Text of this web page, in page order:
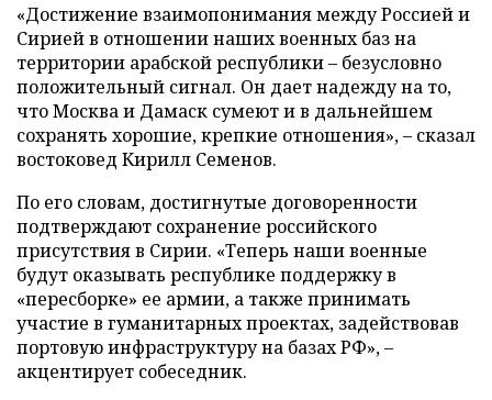
«Достижение взаимопонимания между Россией и
Сирией в отношении наших военных баз на
территории арабской республики – безусловно
положительный сигнал. Он дает надежду на то,
что Москва и Дамаск сумеют и в дальнейшем
сохранять хорошие, крепкие отношения», – сказал
востоковед Кирилл Семенов.
По его словам, достигнутые договоренности
подтверждают сохранение российского
присутствия в Сирии. «Теперь наши военные
будут оказывать республике поддержку в
«пересборке» ее армии, а также принимать
участие в гуманитарных проектах, задействовав
портовую инфраструктуру на базах РФ», –
акцентирует собеседник.